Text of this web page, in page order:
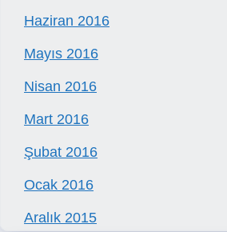
Haziran 2016
Mayıs 2016
Nisan 2016
Mart 2016
Şubat 2016
Ocak 2016
Aralık 2015